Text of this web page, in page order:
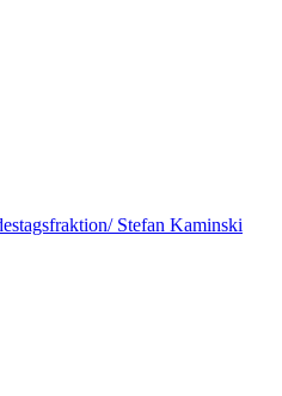
Stefan Kaminski